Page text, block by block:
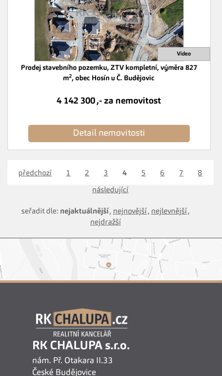
Prodej stavebního pozemku, ZTV kompletní, výměra 827
m2, obec Hosín u Č. Budějovic
Detail nemovitosti
4 142 300 ,- za nemovitost
předchozí 1 2 3 4 5 6 7 8
následující
seřadit dle: nejaktuálnější , nejnovější , nejlevnější ,
nejdražší
RK CHALUPA s.r.o.
nám. Př. Otakara II.33
České Budějovice